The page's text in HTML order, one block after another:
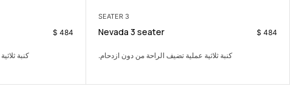
3 SEATER
Petra 3 seater 484
كنبة ثلاثية عملية تضيف الراحة من دون ازدحام.
1.290